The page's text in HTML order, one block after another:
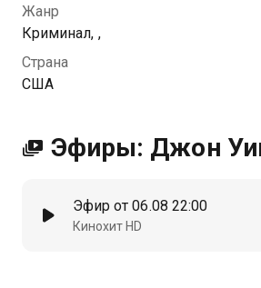
на него кровавую охоту
Жанр
Криминал, ,
Страна
США
Эфиры: Джон
Эфир от 06.08 22:00
Кинохит HD